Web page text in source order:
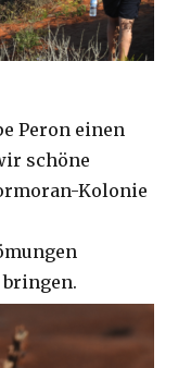
Peron einen
schöne
Kolonie